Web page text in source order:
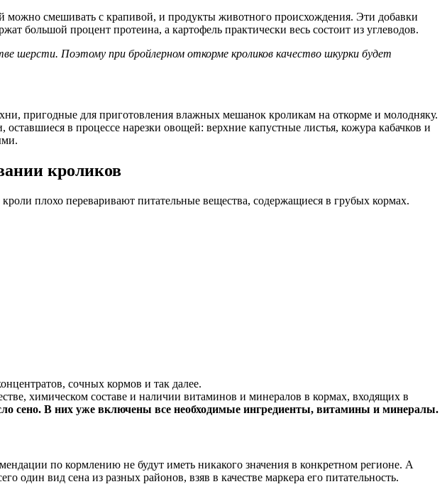
можно смешивать с крапивой, и продукты животного происхождения. Эти добавки
большой процент протеина, а картофель практически весь состоит из углеводов.
шерсти. Поэтому при бройлерном откорме кроликов качество шкурки будет
пригодные для приготовления влажных мешанок кроликам на откорме и молодняку.
в процессе нарезки овощей: верхние капустные листья, кожура кабачков и
кроликов
плохо переваривают питательные вещества, содержащиеся в грубых кормах.
сочных кормов и так далее.
химическом составе и наличии витаминов и минералов в кормах, входящих в
сено. В них уже включены все необходимые ингредиенты, витамины и минералы.
по кормлению не будут иметь никакого значения в конкретном регионе. А
один вид сена из разных районов, взяв в качестве маркера его питательность.